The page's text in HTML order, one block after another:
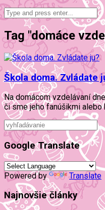
Tag "domáce
Škola doma. Zvládate
Na domácom vzdelávaní
či sme jeho fanúšikmi alebo
Google Translate
Powered by Translate
Najnovšie články